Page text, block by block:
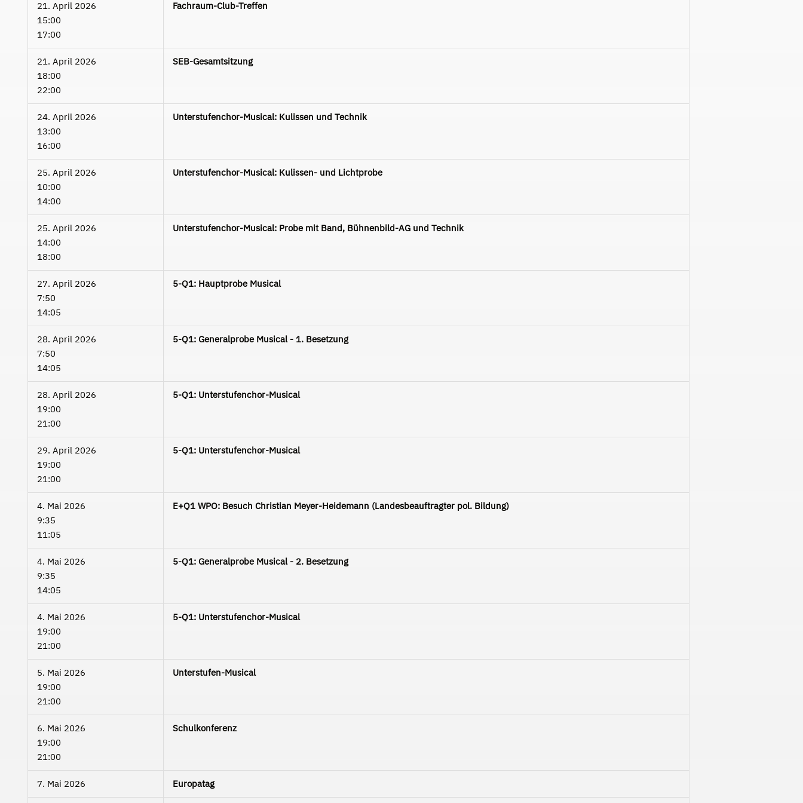
21. April 2026
15:00
17:00
Fachraum-Club-Treffen
21. April 2026
18:00
22:00
SEB-Gesamtsitzung
24. April 2026
13:00
16:00
Unterstufenchor-Musical: Kulissen und Technik
25. April 2026
10:00
14:00
Unterstufenchor-Musical: Kulissen- und Lichtprobe
25. April 2026
14:00
18:00
Unterstufenchor-Musical: Probe mit Band, Bühnenbild-AG und Technik
27. April 2026
7:50
14:05
5-Q1: Hauptprobe Musical
28. April 2026
7:50
14:05
5-Q1: Generalprobe Musical - 1. Besetzung
28. April 2026
19:00
21:00
5-Q1: Unterstufenchor-Musical
29. April 2026
19:00
21:00
5-Q1: Unterstufenchor-Musical
4. Mai 2026
9:35
11:05
E+Q1 WPO: Besuch Christian Meyer-Heidemann (Landesbeauftragter pol. Bildung)
4. Mai 2026
9:35
14:05
5-Q1: Generalprobe Musical - 2. Besetzung
4. Mai 2026
19:00
21:00
5-Q1: Unterstufenchor-Musical
5. Mai 2026
19:00
21:00
Unterstufen-Musical
6. Mai 2026
19:00
21:00
Schulkonferenz
7. Mai 2026 Europatag